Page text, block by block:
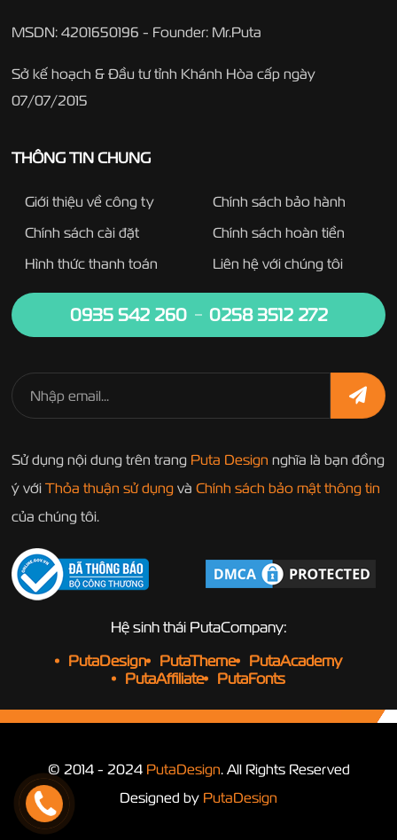
MSDN: 4201650196 - Founder: Mr.Puta
Sở kế hoạch & Đầu tư tỉnh Khánh Hòa cấp ngày
07/07/2015
THÔNG TIN CHUNG
Giới thiệu về công ty
Chính sách bảo hành
Chính sách cài đặt
Chính sách hoàn tiền
Hình thức thanh toán
Liên hệ với chúng tôi
0935 542 260 0258 3512 272
Sử dụng nội dung trên trang Puta Design nghĩa là bạn đồng
ý với Thỏa thuận sử dụngvà Chính sách bảo mật thông tin
của chúng tôi.
Hệ sinh thái PutaCompany:
PutaDesign
PutaTheme
PutaAcademy
PutaAffiliate
PutaFonts
© 2014 - 2024 PutaDesign. All Rights Reserved
Designed by PutaDesign